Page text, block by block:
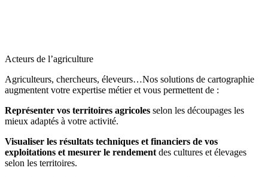
Acteurs de l’agriculture
Agriculteurs, chercheurs, éleveurs…Nos solutions de cartographie
augmentent votre expertise métier et vous permettent de :
Représenter vos territoires agricoles selon les découpages les
mieux adaptés à votre activité.
Visualiser les résultats techniques et financiers de vos
exploitations et mesurer le rendement des cultures et élevages
selon les territoires.